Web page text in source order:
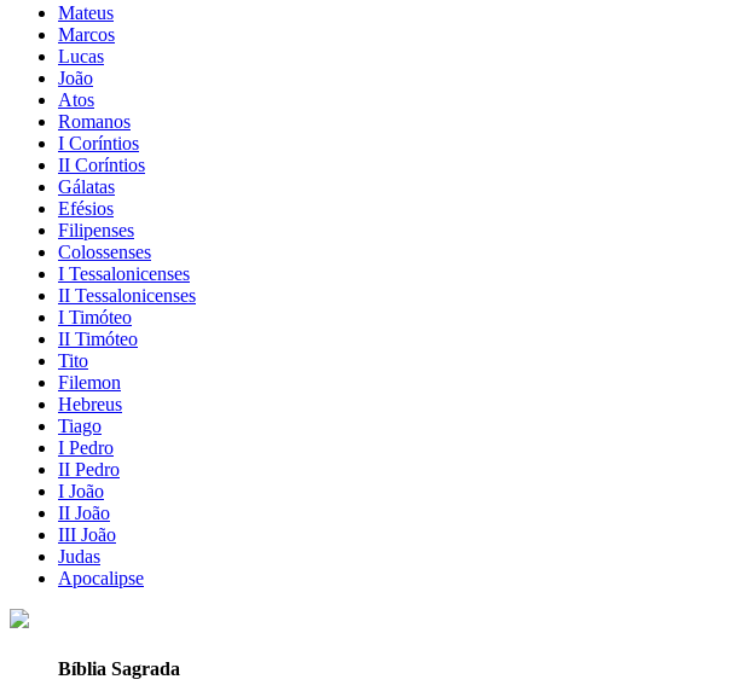
Mateus
Marcos
Lucas
João
Atos
Romanos
I Coríntios
II Coríntios
Gálatas
Efésios
Filipenses
Colossenses
I Tessalonicenses
II Tessalonicenses
I Timóteo
II Timóteo
Tito
Filemon
Hebreus
Tiago
I Pedro
II Pedro
I João
II João
III João
Judas
Apocalipse
Bíblia Sagrada